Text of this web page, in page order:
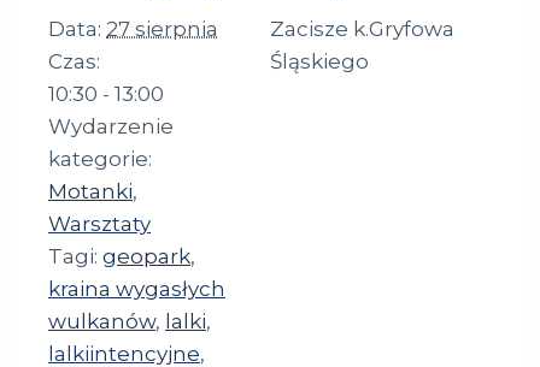
Data: 27 sierpnia
Czas:
10:30 - 13:00
Wydarzenie
kategorie:
Motanki,
Warsztaty
Tagi: geopark,
kraina wygasłych
wulkanów, lalki,
lalkiintencyjne,
Zacisze k.Gryfowa
Śląskiego